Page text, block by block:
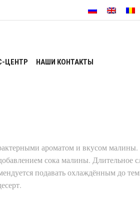
ЦЕНТР НАШИ КОНТАКТЫ
ароматом и вкусом малины.
сока малины. Длительное
подавать охлаждённым до